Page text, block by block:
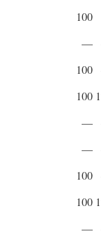
100
—
100
100
—
—
100
100
—